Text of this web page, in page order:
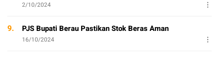
2/10/2024
9. PJS Bupati Berau Pastikan Stok Beras Aman
16/10/2024